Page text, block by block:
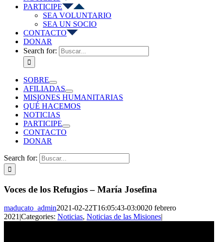
PARTICIPE
SEA VOLUNTARIO
SEA UN SOCIO
CONTACTO
DONAR
Search for:
SOBRE
AFILIADAS
MISIONES HUMANITARIAS
QUÉ HACEMOS
NOTICIAS
PARTICIPE
CONTACTO
DONAR
Search for:
Voces de los Refugios – María Josefina
maducato_admin2021-02-22T16:05:43-03:0020 febrero
2021|Categories: Noticias, Noticias de las Misiones|